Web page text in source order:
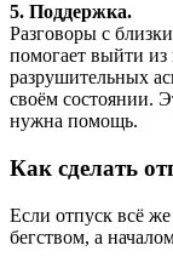
5. Поддержка.
Разговоры с
помогает выйти
разрушительных
своём состоянии.
нужна помощь.
Как сделать
Если отпуск всё
бегством, а